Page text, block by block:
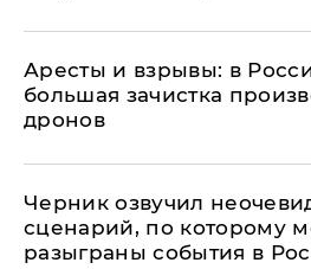
Аресты и взрывы: в
большая зачистка
дронов
Черник озвучил
сценарий, по которому
разыграны события в